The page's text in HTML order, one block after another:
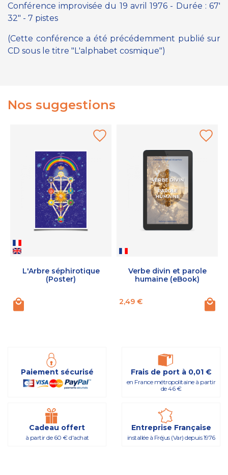
Conférence improvisée du 19 avril 1976 - Durée : 67'
32" - 7 pistes
(Cette conférence a été précédemment publié sur
CD sous le titre "L'alphabet cosmique")
Nos suggestions
L'Arbre séphirotique
(Poster)
Verbe divin et parole
humaine (eBook)
Prix
2,49 €
Paiement sécurisé Frais de port à 0,01 €
en France métropolitaine à partir
de 46 €
Cadeau offert
à partir de 60 € d'achat
Entreprise Française
installée à Fréjus (Var) depuis 1976